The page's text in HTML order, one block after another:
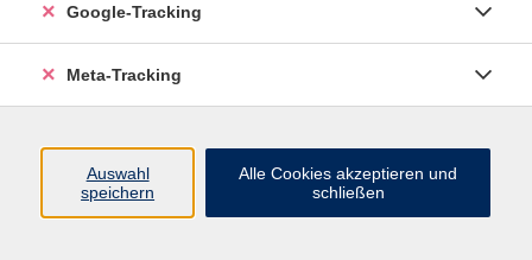
Über uns
Google-Tracking
Meta-Tracking
Auswahl
speichern
Alle Cookies akzeptieren und
schließen